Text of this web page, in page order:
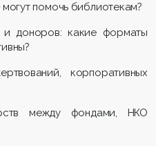
помочь библиотекам?
и доноров: какие форматы
корпоративных
между фондами, НКО